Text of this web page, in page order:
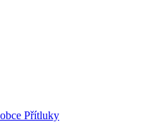
Přítluky